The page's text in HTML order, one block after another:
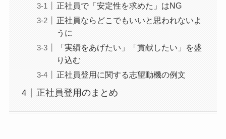
正社員で「安定性を求めた」はNG
正社員ならどこでもいいと思われないよ
うに
「実績をあげたい」「貢献したい」を盛
り込む
正社員登用に関する志望動機の例文
正社員登用のまとめ